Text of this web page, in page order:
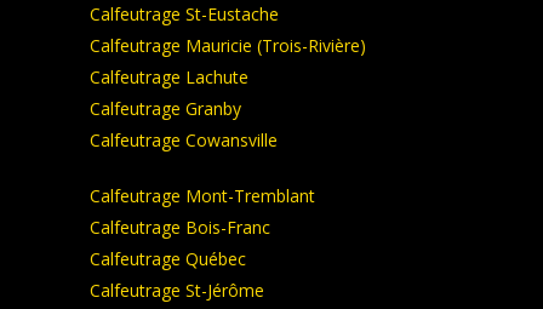
Calfeutrage St-Eustache
Calfeutrage Mauricie (Trois-Rivière)
Calfeutrage Lachute
Calfeutrage Granby
Calfeutrage Cowansville
Calfeutrage Mont-Tremblant
Calfeutrage Bois-Franc
Calfeutrage Québec
Calfeutrage St-Jérôme